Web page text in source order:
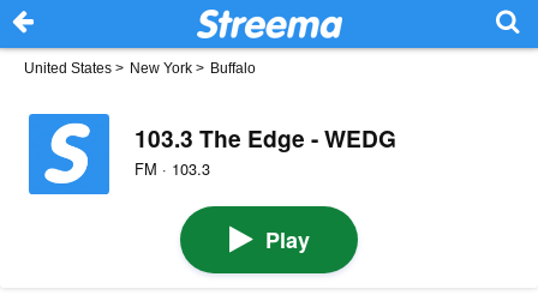
United States > New York > Buffalo
103.3 The Edge - WEDG
FM · 103.3
Play